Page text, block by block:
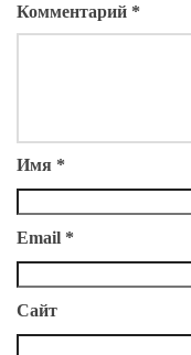
Комментарий *
Имя *
Email *
Сайт